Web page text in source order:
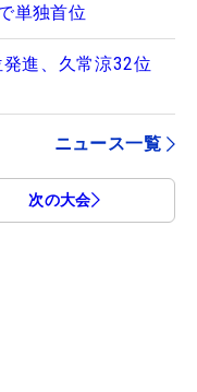
単独首位
発進、久常涼32位
ニュース一覧
次の大会